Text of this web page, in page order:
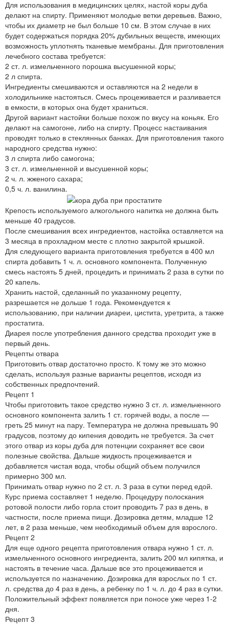
Для использования в медицинских целях, настой коры дуба
делают на спирту. Применяют молодые ветки деревьев. Важно,
чтобы их диаметр не был больше 10 см. В этом случае в них
будет содержаться порядка 20% дубильных веществ, имеющих
возможность уплотнять тканевые мембраны. Для приготовления
лечебного состава требуется:
2 ст. л. измельченного порошка высушенной коры;
2 л спирта.
Ингредиенты смешиваются и оставляются на 2 недели в
холодильнике настояться. Смесь процеживается и разливается
в емкости, в которых она будет храниться.
Другой вариант настойки больше похож по вкусу на коньяк. Его
делают на самогоне, либо на спирту. Процесс настаивания
проводят только в стеклянных банках. Для приготовления такого
народного средства нужно:
3 л спирта либо самогона;
3 ст. л. измельченной и высушенной коры;
2 ч. л. жженого сахара;
0,5 ч. л. ванилина.
Крепость используемого алкогольного напитка не должна быть
меньше 40 градусов.
После смешивания всех ингредиентов, настойка оставляется на
3 месяца в прохладном месте с плотно закрытой крышкой.
Для следующего варианта приготовления требуется в 400 мл
спирта добавить 1 ч. л. основного компонента. Полученную
смесь настоять 5 дней, процедить и принимать 2 раза в сутки по
20 капель.
Хранить настой, сделанный по указанному рецепту,
разрешается не дольше 1 года. Рекомендуется к
использованию, при наличии диареи, цистита, уретрита, а также
простатита.
Диарея после употребления данного средства проходит уже в
первый день.
Рецепты отвара
Приготовить отвар достаточно просто. К тому же это можно
сделать, используя разные варианты рецептов, исходя из
собственных предпочтений.
Рецепт 1
Чтобы приготовить такое средство нужно 3 ст. л. измельченного
основного компонента залить 1 ст. горячей воды, а после —
греть 25 минут на пару. Температура не должна превышать 90
градусов, поэтому до кипения доводить не требуется. За счет
этого отвар из коры дуба для потенции сохраняет все свои
полезные свойства. Дальше жидкость процеживается и
добавляется чистая вода, чтобы общий объем получился
примерно 300 мл.
Принимать отвар нужно по 2 ст. л. 3 раза в сутки перед едой.
Курс приема составляет 1 неделю. Процедуру полоскания
ротовой полости либо горла стоит проводить 7 раз в день, в
частности, после приема пищи. Дозировка детям, младше 12
лет, в 2 раза меньше, чем необходимый объем для взрослого.
Рецепт 2
Для еще одного рецепта приготовления отвара нужно 1 ст. л.
измельченного основного ингредиента, залить 200 мл кипятка, и
настоять в течение часа. Дальше все это процеживается и
используется по назначению. Дозировка для взрослых по 1 ст.
л. средства до 4 раз в день, а ребенку по 1 ч. л. до 4 раз в сутки.
Положительный эффект появляется при поносе уже через 1-2
дня.
Рецепт 3